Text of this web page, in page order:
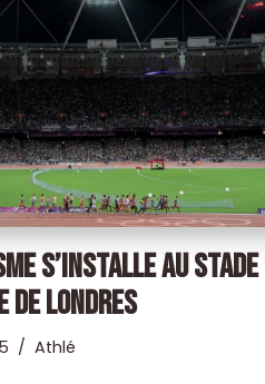
S’INSTALLE AU STADE
DE LONDRES
Athlé